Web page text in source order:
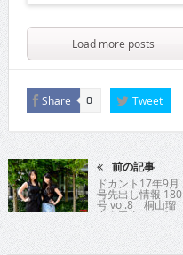
Load more posts
Share 0 Tweet
前の記事
ドカント17年9月
号先出し情報 180
号 vol.8 桐山瑠
衣＆青山ひかる